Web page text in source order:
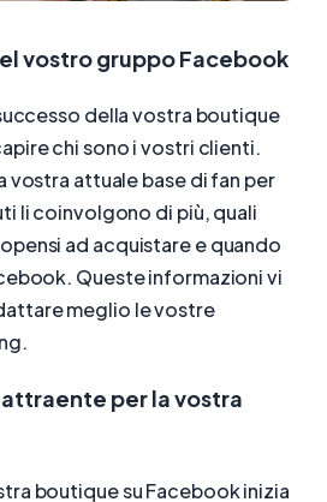
vostro gruppo Facebook
della vostra boutique
chi sono i vostri clienti.
vostra attuale base di fan per
li coinvolgono di più, quali
ad acquistare e quando
Queste informazioni vi
meglio le vostre
per la vostra
boutique su Facebook inizia